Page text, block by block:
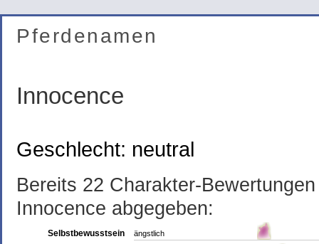
Pferdenamen
Innocence
Geschlecht: neutral
Bereits 22 Charakter-
Innocence abgegeben:
Selbstbewusstsein ängstlich